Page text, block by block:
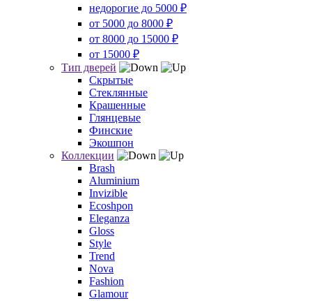
недорогие до 5000 ₽
от 5000 до 8000 ₽
от 8000 до 15000 ₽
от 15000 ₽
Тип дверей
Скрытые
Стеклянные
Крашенные
Глянцевые
Финские
Экошпон
Коллекции
Brash
Aluminium
Invizible
Ecoshpon
Eleganza
Gloss
Style
Trend
Nova
Fashion
Glamour